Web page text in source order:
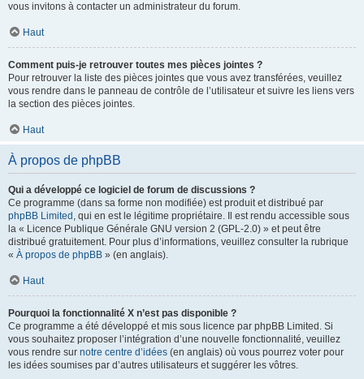
vous invitons à contacter un administrateur du forum.
Haut
Comment puis-je retrouver toutes mes pièces jointes ?
Pour retrouver la liste des pièces jointes que vous avez transférées, veuillez
vous rendre dans le panneau de contrôle de l’utilisateur et suivre les liens vers
la section des pièces jointes.
Haut
À propos de phpBB
Qui a développé ce logiciel de forum de discussions ?
Ce programme (dans sa forme non modifiée) est produit et distribué par
phpBB Limited , qui en est le légitime propriétaire. Il est rendu accessible sous
la « Licence Publique Générale GNU version 2 (GPL-2.0) » et peut être
distribué gratuitement. Pour plus d’informations, veuillez consulter la rubrique
« À propos de phpBB » (en anglais).
Haut
Pourquoi la fonctionnalité X n’est pas disponible ?
Ce programme a été développé et mis sous licence par phpBB Limited. Si
vous souhaitez proposer l’intégration d’une nouvelle fonctionnalité, veuillez
vous rendre sur notre centre d’idées (en anglais) où vous pourrez voter pour
les idées soumises par d’autres utilisateurs et suggérer les vôtres.